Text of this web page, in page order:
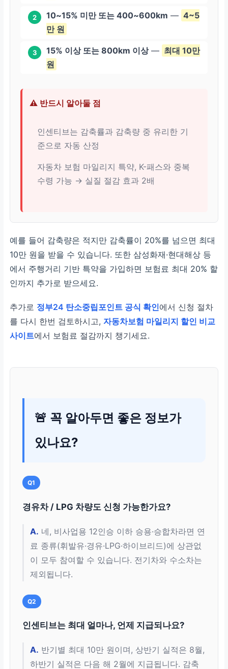
2 10~15% 미만 또는 400~600km — 4~5
만 원
3 15% 이상 또는 800km 이상— 최대 10만
원
⚠️ 반드시 알아둘 점
인센티브는 감축률과 감축량 중 유리한 기
준으로 자동 산정
자동차 보험 마일리지 특약, K-패스와 중복
수령 가능 → 실질 절감 효과 2배
예를 들어 감축량은 적지만 감축률이 20%를 넘으면 최대
10만 원을 받을 수 있습니다. 또한 삼성화재·현대해상 등
에서 주행거리 기반 특약을 가입하면 보험료 최대 20% 할
인까지 추가로 받으세요.
추가로 정부24 탄소중립포인트 공식 확인에서 신청 절차
를 다시 한번 검토하시고, 자동차보험 마일리지 할인 비교
사이트에서 보험료 절감까지 챙기세요.
🚨 꼭 알아두면 좋은 정보가
있나요?
Q1
경유차 / LPG 차량도 신청 가능한가요?
A. 네, 비사업용 12인승 이하 승용·승합차라면 연
료 종류(휘발유·경유·LPG·하이브리드)에 상관없
이 모두 참여할 수 있습니다. 전기차와 수소차는
제외됩니다.
Q2
인센티브는 최대 얼마나, 언제 지급되나요?
A. 반기별 최대 10만 원이며, 상반기 실적은 8월,
하반기 실적은 다음 해 2월에 지급됩니다. 감축